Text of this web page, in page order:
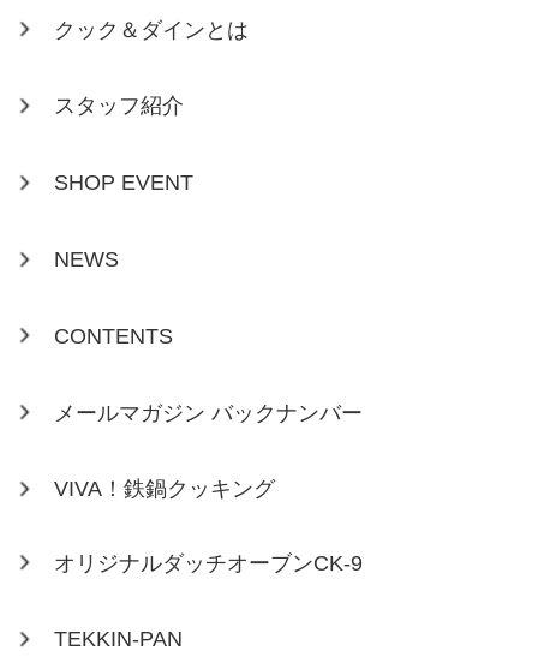
クック＆ダインとは
スタッフ紹介
SHOP EVENT
NEWS
CONTENTS
メールマガジン バックナンバー
VIVA！鉄鍋クッキング
オリジナルダッチオーブンCK-9
TEKKIN-PAN